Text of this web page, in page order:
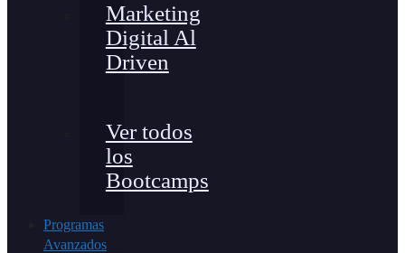
Marketing
Digital Al
Driven
Ver todos
los
Bootcamps
Programas
Avanzados